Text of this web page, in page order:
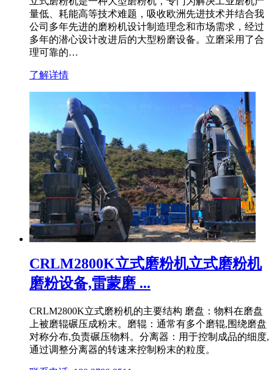
量低、耗能高等技术难题，吸收欧洲先进技术并结合我
公司多年先进的磨粉机设计制造理念和市场需求，经过
多年的潜心设计改进后的大型粉磨设备。立磨采用了合
理可靠的…
了解详情
CRLM2800K立式磨粉机立式磨粉机
磨粉设备,雷蒙磨 ...
CRLM2800K立式磨粉机的主要结构 磨盘：物料在磨盘
上被磨辊碾压成粉末。磨辊：通常有多个磨辊,围绕磨盘
对称分布,负责碾压物料。分离器：用于控制成品的细度,
通过调整分离器的转速来控制粉末的粒度。